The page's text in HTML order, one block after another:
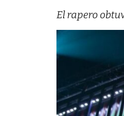
El rapero